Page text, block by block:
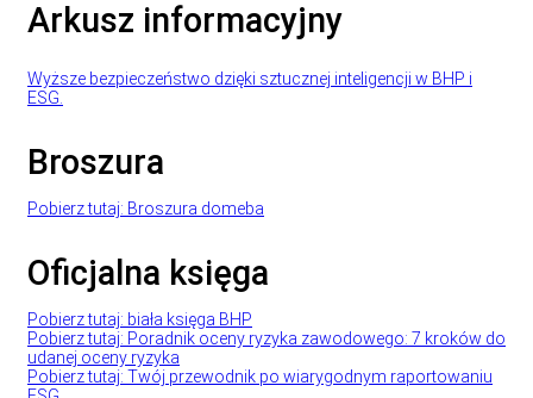
Arkusz informacyjny
Wyższe bezpieczeństwo dzięki sztucznej inteligencji w BHP i
ESG.
Broszura
Pobierz tutaj: Broszura domeba
Oficjalna księga
Pobierz tutaj: biała księga BHP
Pobierz tutaj: Poradnik oceny ryzyka zawodowego: 7 kroków do
udanej oceny ryzyka
Pobierz tutaj: Twój przewodnik po wiarygodnym raportowaniu